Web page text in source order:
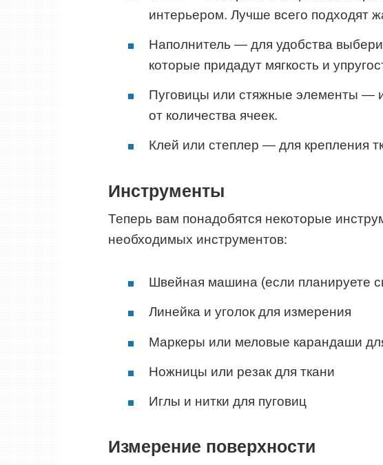
интерьером. Лучше всего подходят
Наполнитель — для удобства
которые придадут мягкость и
Пуговицы или стяжные элементы —
от количества ячеек.
Клей или степлер — для крепления
Инструменты
Теперь вам понадобятся некоторые
необходимых инструментов:
Швейная машина (если планируете
Линейка и уголок для измерения
Маркеры или меловые карандаши
Ножницы или резак для ткани
Иглы и нитки для пуговиц
Измерение поверхности